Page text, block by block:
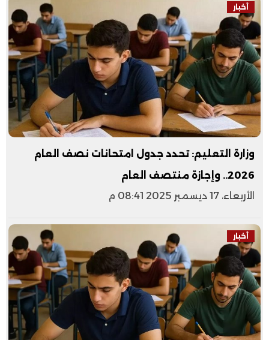
أخبار
وزارة التعليم: تحدد جدول امتحانات نصف العام
2026.. وإجازة منتصف العام
الأربعاء، 17 ديسمبر 2025 08:41 م
أخبار